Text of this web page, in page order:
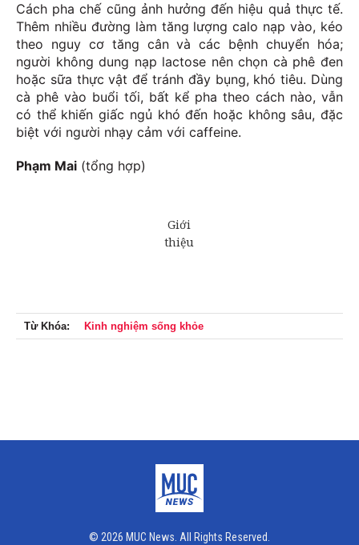
Cách pha chế cũng ảnh hưởng đến hiệu quả thực tế.
Thêm nhiều đường làm tăng lượng calo nạp vào, kéo
theo nguy cơ tăng cân và các bệnh chuyển hóa;
người không dung nạp lactose nên chọn cà phê đen
hoặc sữa thực vật để tránh đầy bụng, khó tiêu. Dùng
cà phê vào buổi tối, bất kể pha theo cách nào, vẫn
có thể khiến giấc ngủ khó đến hoặc không sâu, đặc
biệt với người nhạy cảm với caffeine.
Phạm Mai (tổng hợp)
Từ Khóa: Kinh nghiệm sống khỏe
© 2026 MUC News. All Rights Reserved.